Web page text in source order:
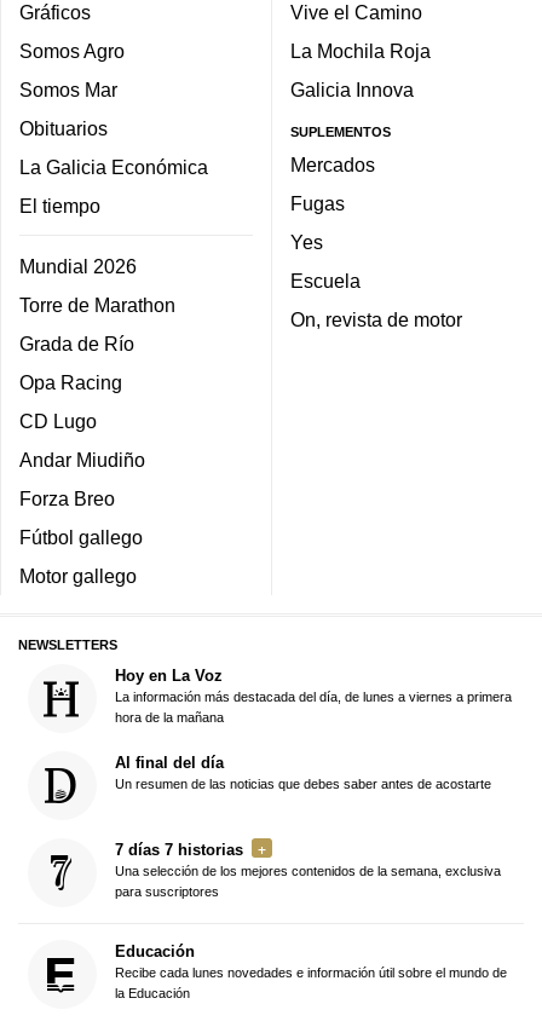
Gráficos
Somos Agro
Somos Mar
Obituarios
La Galicia Económica
El tiempo
Mundial 2026
Torre de Marathon
Grada de Río
Opa Racing
CD Lugo
Andar Miudiño
Forza Breo
Fútbol gallego
Motor gallego
Vive el Camino
La Mochila Roja
Galicia Innova
SUPLEMENTOS
Mercados
Fugas
Yes
Escuela
On, revista de motor
NEWSLETTERS
Hoy en La Voz
La información más destacada del día, de lunes a viernes a primera
hora de la mañana
Al final del día
Un resumen de las noticias que debes saber antes de acostarte
7 días 7 historias
Una selección de los mejores contenidos de la semana, exclusiva
para suscriptores
Educación
Recibe cada lunes novedades e información útil sobre el mundo de
la Educación